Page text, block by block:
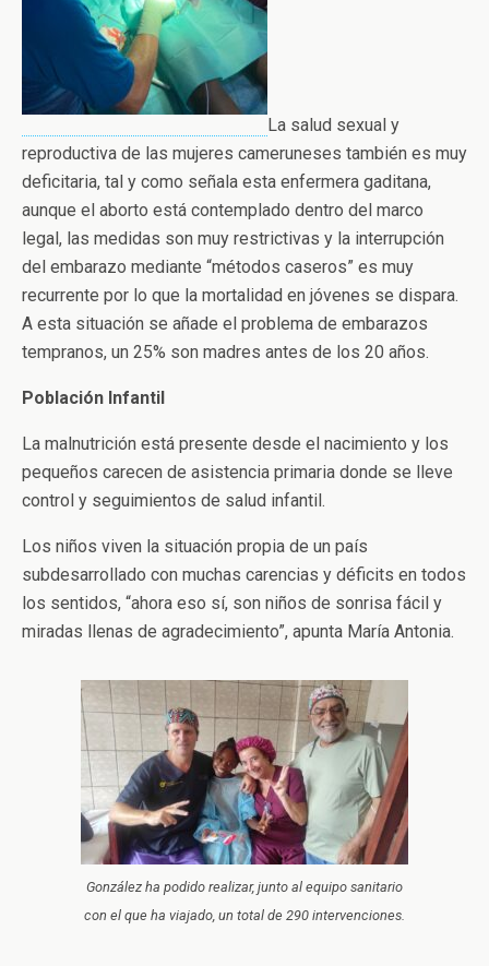
La salud sexual y
reproductiva de las mujeres cameruneses también es muy
deficitaria, tal y como señala esta enfermera gaditana,
aunque el aborto está contemplado dentro del marco
legal, las medidas son muy restrictivas y la interrupción
del embarazo mediante “métodos caseros” es muy
recurrente por lo que la mortalidad en jóvenes se dispara.
A esta situación se añade el problema de embarazos
tempranos, un 25% son madres antes de los 20 años.
Población Infantil
La malnutrición está presente desde el nacimiento y los
pequeños carecen de asistencia primaria donde se lleve
control y seguimientos de salud infantil.
Los niños viven la situación propia de un país
subdesarrollado con muchas carencias y déficits en todos
los sentidos, “ahora eso sí, son niños de sonrisa fácil y
miradas llenas de agradecimiento”, apunta María Antonia.
González ha podido realizar, junto al equipo sanitario
con el que ha viajado, un total de 290 intervenciones.